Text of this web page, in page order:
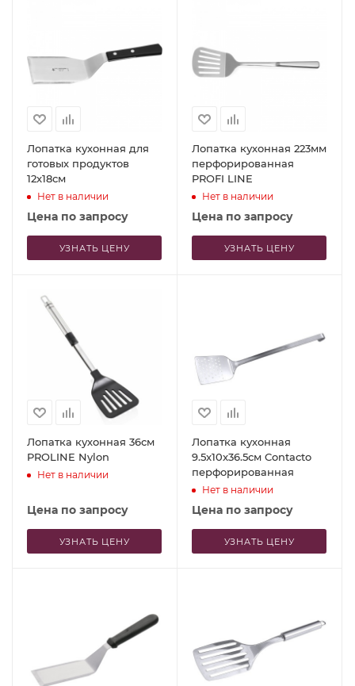
Лопатка кухонная для
готовых продуктов
12x18см
Нет в наличии
Цена по запросу
УЗНАТЬ ЦЕНУ
Лопатка кухонная 223мм
перфорированная
PROFI LINE
Нет в наличии
Цена по запросу
УЗНАТЬ ЦЕНУ
Лопатка кухонная 36см
PROLINE Nylon
Нет в наличии
Цена по запросу
УЗНАТЬ ЦЕНУ
Лопатка кухонная
9.5x10x36.5см Contacto
перфорированная
Нет в наличии
Цена по запросу
УЗНАТЬ ЦЕНУ